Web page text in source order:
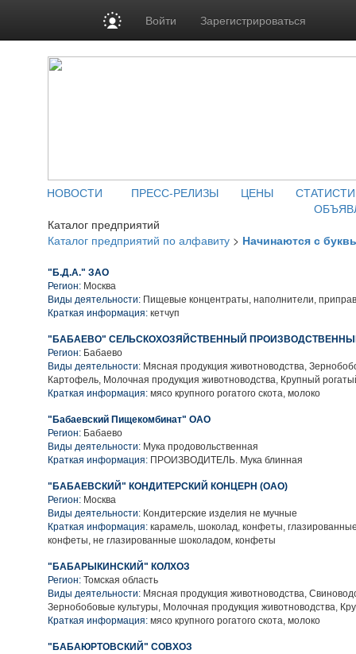
Войти Зарегистрироваться
НОВОСТИ ПРЕСС-РЕЛИЗЫ ЦЕНЫ
Каталог предприятий
Каталог предприятий по алфавиту > Начинаются с
"Б.Д.А." ЗАО
Регион: Москва
Виды деятельности: Пищевые концентраты, наполнители,
Краткая информация: кетчуп
"БАБАЕВО" СЕЛЬСКОХОЗЯЙСТВЕННЫЙ
Регион: Бабаево
Виды деятельности: Мясная продукция животноводства,
Картофель, Молочная продукция животноводства, Крупный
Краткая информация: мясо крупного рогатого скота, молоко
"Бабаевский Пищекомбинат" ОАО
Регион: Бабаево
Виды деятельности: Мука продовольственная
Краткая информация: ПРОИЗВОДИТЕЛЬ. Мука блинная
"БАБАЕВСКИЙ" КОНДИТЕРСКИЙ КОНЦЕРН (ОАО)
Регион: Москва
Виды деятельности: Кондитерские изделия не мучные
Краткая информация: карамель, шоколад, конфеты,
конфеты, не глазированные шоколадом, конфеты
"БАБАРЫКИНСКИЙ" КОЛХОЗ
Регион: Томская область
Виды деятельности: Мясная продукция животноводства,
Зернобобовые культуры, Молочная продукция животноводства,
Краткая информация: мясо крупного рогатого скота, молоко
"БАБАЮРТОВСКИЙ" СОВХОЗ